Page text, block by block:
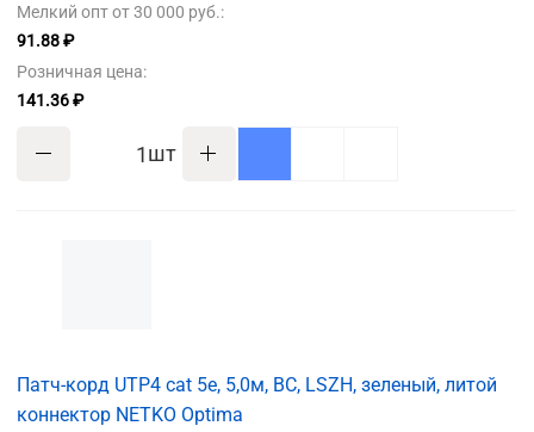
Мелкий опт от 30 000 руб.:
91.88 ₽
Розничная цена:
141.36 ₽
шт
Патч-корд UTP4 cat 5e, 5,0м, ВС, LSZH, зеленый, литой
коннектор NETKO Optima